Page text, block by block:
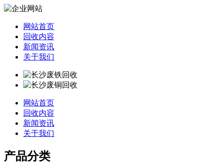
网站首页
回收内容
新闻资讯
关于我们
网站首页
回收内容
新闻资讯
关于我们
产品分类